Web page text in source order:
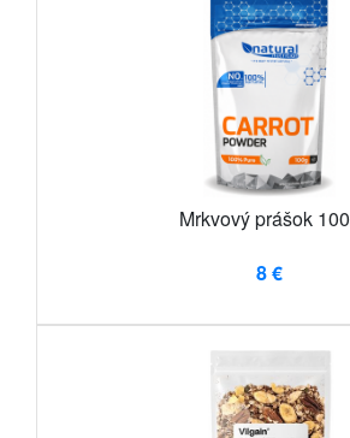
Mrkvový prášok
8 €